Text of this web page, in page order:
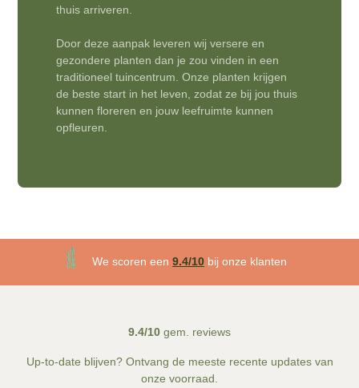
thuis arriveren.
Door deze aanpak leveren wij versere en
gezondere planten dan je zou vinden in een
traditioneel tuincentrum. Onze planten krijgen
de beste start in het leven, zodat ze bij jou thuis
kunnen floreren en jouw leefruimte kunnen
opfleuren.
We scoren een 9.4/10 bij onze klanten
9.4/10 gem. reviews
Up-to-date blijven? Ontvang de meeste recente updates van
onze voorraad.